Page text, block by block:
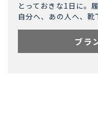
とっておきな1日に。
自分へ、あの人へ、靴
ブラ